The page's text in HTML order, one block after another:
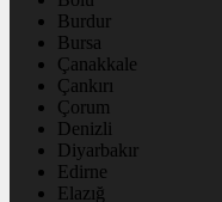
Burdur
Bursa
Çanakkale
Çankırı
Çorum
Denizli
Diyarbakır
Edirne
Elazığ